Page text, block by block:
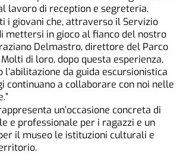
lavoro di reception e segreteria.
i giovani che, attraverso il Servizio
mettersi in gioco al fianco del nostro
Delmastro, direttore del Parco
di loro, dopo questa esperienza,
l’abilitazione da guida escursionistica
continuano a collaborare con noi nelle
un’occasione concreta di
e professionale per i ragazzi e un
il museo le istituzioni culturali e